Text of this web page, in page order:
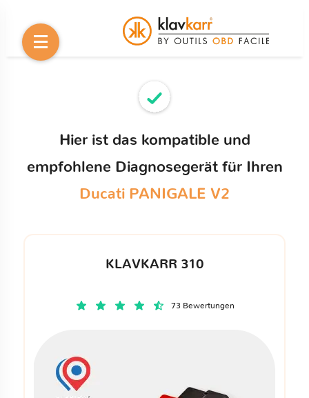
Hier ist das kompatible und
empfohlene Diagnosegerät für Ihren
Ducati PANIGALE V2
KLAVKARR 310
73 Bewertungen